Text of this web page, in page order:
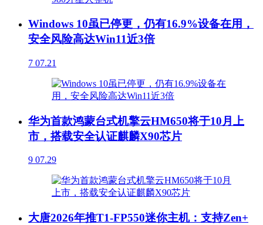
Windows 10虽已停更，仍有16.9%设备在用，
安全风险高达Win11近3倍
7 07.21
华为首款鸿蒙台式机擎云HM650将于10月上
市，搭载安全认证麒麟X90芯片
9 07.29
大唐2026年推T1-FP550迷你主机：支持Zen+